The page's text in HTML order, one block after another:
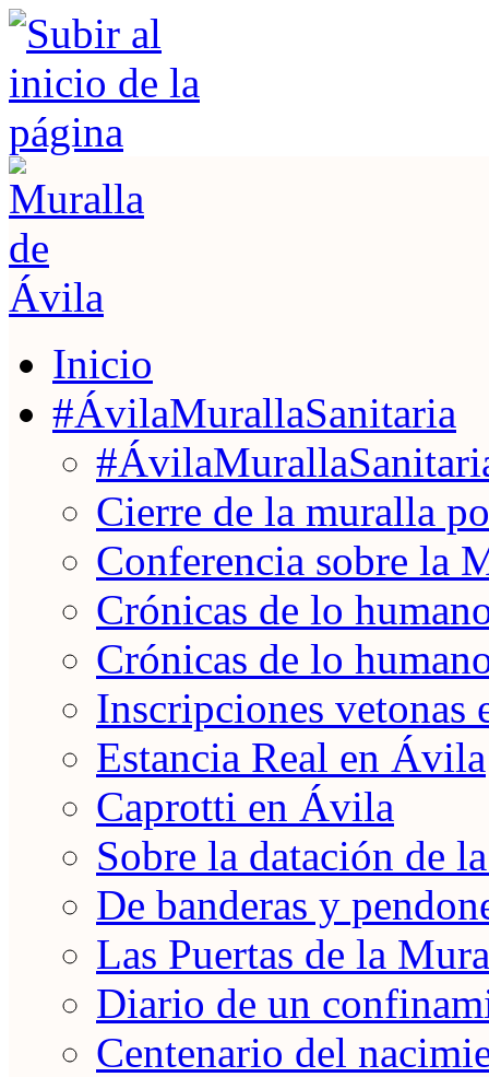
Inicio
#ÁvilaMurallaSanitaria
Cierre de la muralla
Conferencia sobre la
Crónicas de lo
Crónicas de lo
Inscripciones vetonas
Estancia Real en Ávila
Caprotti en Ávila
Sobre la datación de
De banderas y
Las Puertas de la
Diario de un
Centenario del